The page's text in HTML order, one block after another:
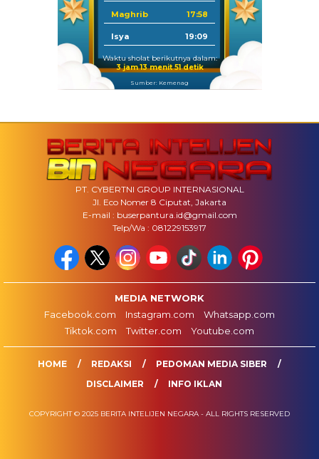
Maghrib 17:58
Isya 19:09
Waktu sholat berikutnya dalam:
3 jam 13 menit 50 detik
Sumber: Kemenag
PT. CYBERTNI GROUP INTERNASIONAL
Jl. Eco Nomer 8 Ciputat, Jakarta
E-mail : buserpantura.id@gmail.com
Telp/Wa : 081229153917
MEDIA NETWORK
Facebook.com
Instagram.com
Whatsapp.com
Tiktok.com
Twitter.com Youtube.com
HOME REDAKSI
PEDOMAN MEDIA SIBER
DISCLAIMER
INFO IKLAN
COPYRIGHT © 2025 BERITA INTELIJEN NEGARA - ALL RIGHTS RESERVED